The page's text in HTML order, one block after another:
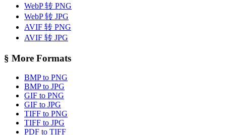
WebP 转 PNG
WebP 转 JPG
AVIF 转 PNG
AVIF 转 JPG
§ More Formats
BMP to PNG
BMP to JPG
GIF to PNG
GIF to JPG
TIFF to PNG
TIFF to JPG
PDF to TIFF